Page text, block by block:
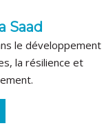
Saad
le développement
la résilience et